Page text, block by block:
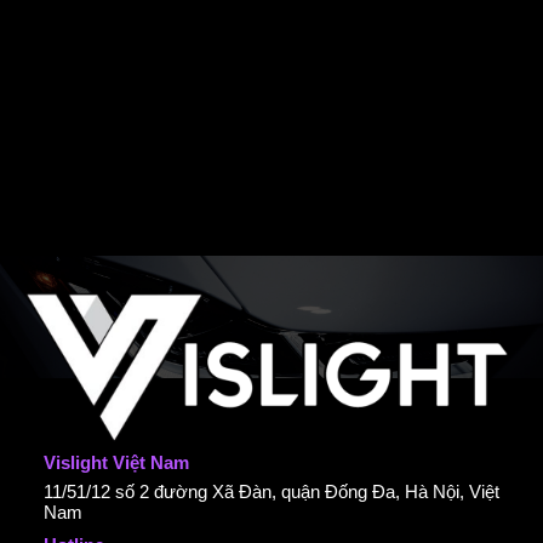
Vislight Việt Nam
11/51/12 số 2 đường Xã Đàn, quận Đống Đa, Hà Nội, Việt
Nam